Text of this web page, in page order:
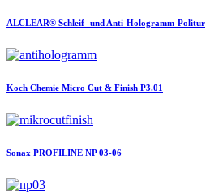
ALCLEAR® Schleif- und Anti-Hologramm-Politur
Koch Chemie Micro Cut & Finish P3.01
Sonax PROFILINE NP 03-06